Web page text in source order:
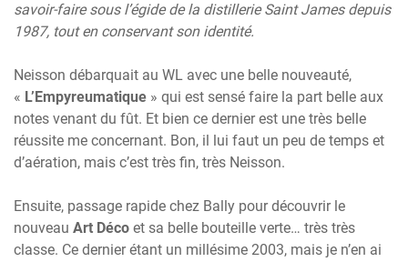
savoir-faire sous l’égide de la distillerie Saint James depuis
1987, tout en conservant son identité.
Neisson débarquait au WL avec une belle nouveauté,
« L’Empyreumatique » qui est sensé faire la part belle aux
notes venant du fût. Et bien ce dernier est une très belle
réussite me concernant. Bon, il lui faut un peu de temps et
d’aération, mais c’est très fin, très Neisson.
Ensuite, passage rapide chez Bally pour découvrir le
nouveau Art Déco et sa belle bouteille verte… très très
classe. Ce dernier étant un millésime 2003, mais je n’en ai